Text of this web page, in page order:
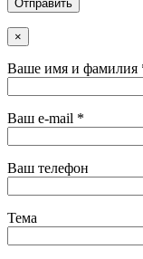
×
Ваше имя и фамилия
Ваш e-mail *
Ваш телефон
Тема